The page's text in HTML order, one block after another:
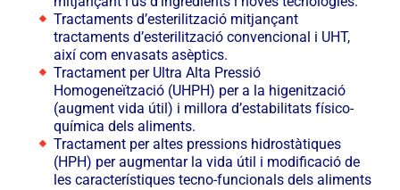
Tractaments d’esterilització mitjançant
tractaments d’esterilització convencional i UHT,
així com envasats asèptics.
Tractament per Ultra Alta Pressió
Homogeneïtzació (UHPH) per a la higenització
(augment vida útil) i millora d’estabilitats físico-
química dels aliments.
Tractament per altes pressions hidrostàtiques
(HPH) per augmentar la vida útil i modificació de
les característiques tecno-funcionals dels aliments